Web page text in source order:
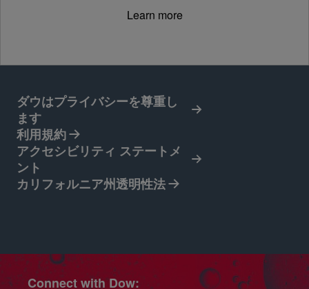
Learn more
ダウはプライバシーを尊重し
ます
利用規約
アクセシビリティ ステートメ
ント
カリフォルニア州透明性法
Connect with Dow: